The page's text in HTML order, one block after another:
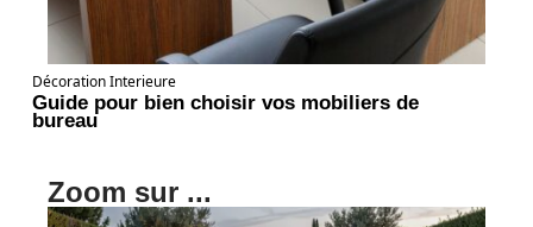
Décoration Interieure
Guide pour bien choisir vos mobiliers de
bureau
Zoom sur ...